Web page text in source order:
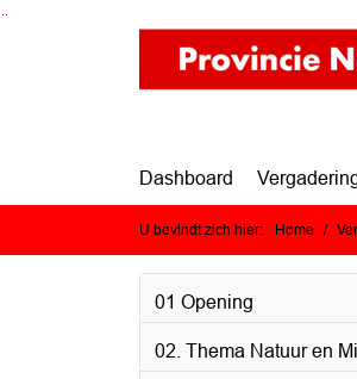
Ga naar de inhoud van deze pagina
Ga naar het zoeken
Ga naar het menu
Dashboard
U bevindt zich hier: Home
01 Opening
02. Thema Natuur en